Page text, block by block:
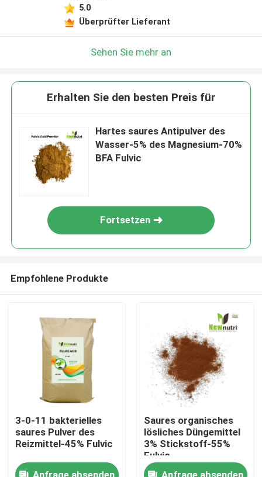
Nach Hause
5.0
Überprüfter Lieferant
Sehen Sie mehr an
Erhalten Sie den besten Preis für
Hartes saures Antipulver des
Wasser-5% des Magnesium-70%
BFA Fulvic
Fortsetzen
Empfohlene Produkte
3-0-11 bakterielles
saures Pulver des
Reizmittel-45% Fulvic
Anfrage absenden
Saures organisches
lösliches Düngemittel
3% Stickstoff-55%
Fulvic
Anfrage absenden